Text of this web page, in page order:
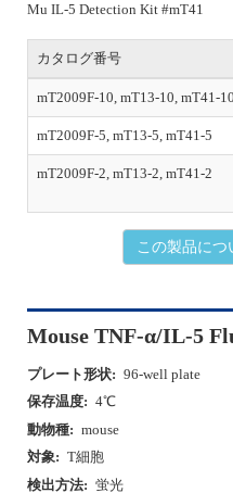
Mu IL-5 Detection Kit #mT41
カタログ番号
mT2009F-10, mT13-10, mT41-10
mT2009F-5, mT13-5, mT41-5
mT2009F-2, mT13-2, mT41-2
この製品に
Mouse TNF-α/IL-5
プレート形状: 96-well plate
保存温度: 4℃
動物種: mouse
対象: T細胞
検出方法: 蛍光